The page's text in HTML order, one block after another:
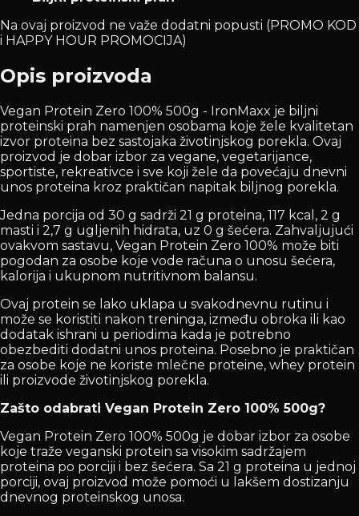
Na ovaj proizvod ne važe dodatni popusti (PROMO KOD
i HAPPY HOUR PROMOCIJA)
Opis proizvoda
Vegan Protein Zero 100% 500g - IronMaxx je biljni
proteinski prah namenjen osobama koje žele kvalitetan
izvor proteina bez sastojaka životinjskog porekla. Ovaj
proizvod je dobar izbor za vegane, vegetarijance,
sportiste, rekreativce i sve koji žele da povećaju dnevni
unos proteina kroz praktičan napitak biljnog porekla.
Jedna porcija od 30 g sadrži 21 g proteina, 117 kcal, 2 g
masti i 2,7 g ugljenih hidrata, uz 0 g šećera. Zahvaljujući
ovakvom sastavu, Vegan Protein Zero 100% može biti
pogodan za osobe koje vode računa o unosu šećera,
kalorija i ukupnom nutritivnom balansu.
Ovaj protein se lako uklapa u svakodnevnu rutinu i
može se koristiti nakon treninga, između obroka ili kao
dodatak ishrani u periodima kada je potrebno
obezbediti dodatni unos proteina. Posebno je praktičan
za osobe koje ne koriste mlečne proteine, whey protein
ili proizvode životinjskog porekla.
Zašto odabrati Vegan Protein Zero 100% 500g?
Vegan Protein Zero 100% 500g je dobar izbor za osobe
koje traže veganski protein sa visokim sadržajem
proteina po porciji i bez šećera. Sa 21 g proteina u jednoj
porciji, ovaj proizvod može pomoći u lakšem dostizanju
dnevnog proteinskog unosa.